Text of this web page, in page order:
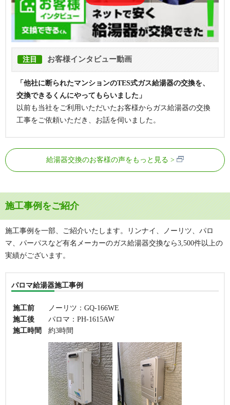
注目 お客様インタビュー動画
「他社に断られたマンションのTES式ガス給湯器の交換を、
交換できるくんにやってもらいました」
以前も当社をご利用いただいたお客様からガス給湯器の交換
工事をご依頼いただき、お話を伺いました。
給湯器交換のお客様の声をもっと見る
施工事例をご紹介
施工事例を一部、ご紹介いたします。リンナイ、ノーリツ、パロ
マ、パーパスなど有名メーカーのガス給湯器交換なら3,500件以上の
実績がございます。
パロマ給湯器施工事例
施工前
ノーリツ：GQ-166WE
施工後
パロマ：PH-1615AW
施工時間
約3時間